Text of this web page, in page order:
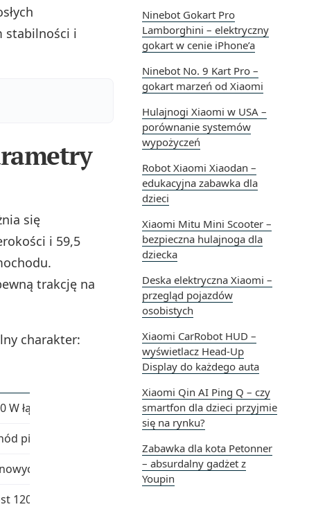
Ninebot Gokart Pro
Lamborghini – elektryczny
gokart w cenie iPhone’a
Ninebot No. 9 Kart Pro –
gokart marzeń od Xiaomi
Hulajnogi Xiaomi w USA –
porównanie systemów
wypożyczeń
Robot Xiaomi Xiaodan –
edukacyjna zabawka dla
dzieci
Xiaomi Mitu Mini Scooter –
bezpieczna hulajnoga dla
dziecka
Deska elektryczna Xiaomi –
przegląd pojazdów
osobistych
Xiaomi CarRobot HUD –
wyświetlacz Head-Up
Display do każdego auta
Xiaomi Qin AI Ping Q – czy
smartfon dla dzieci przyjmie
się na rynku?
Zabawka dla kota Petonner
– absurdalny gadżet z
Youpin
stabilności i
się
i 59,5
trakcję na
charakter:
W łącznie; moment obrotowy ok. 70 Nm
pieszy; zależne od wagi i terenu
typu 18650; realnie ok. 15–20 km przy obciążeniu ~80
cm, wiek 16–50 lat